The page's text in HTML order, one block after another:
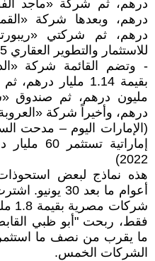
درهم، ثم شركتي
للاستثمار والتطوير العقاري 2.25 مليار درهم.
- وتضم القائمة شركة
درهم، وأخيراً شركة «العروبة» بقيمة 225
2022)
هذه نماذج لبعض
أعوام ما بعد
ما يقرب من نصف ما
الشركات الخمس.